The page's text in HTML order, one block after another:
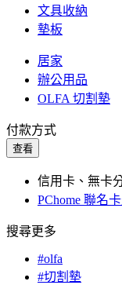
文具收納
墊板
居家
辦公用品
OLFA 切割墊
付款方式
查看
信用卡、無卡
PChome 聯名
搜尋更多
#olfa
#切割墊